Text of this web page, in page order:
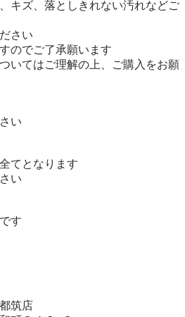
キズ、落としきれない汚れなどご
さい
のでご了承願います
いてはご理解の上、ご購入をお願
い
てとなります
い
す
筑店